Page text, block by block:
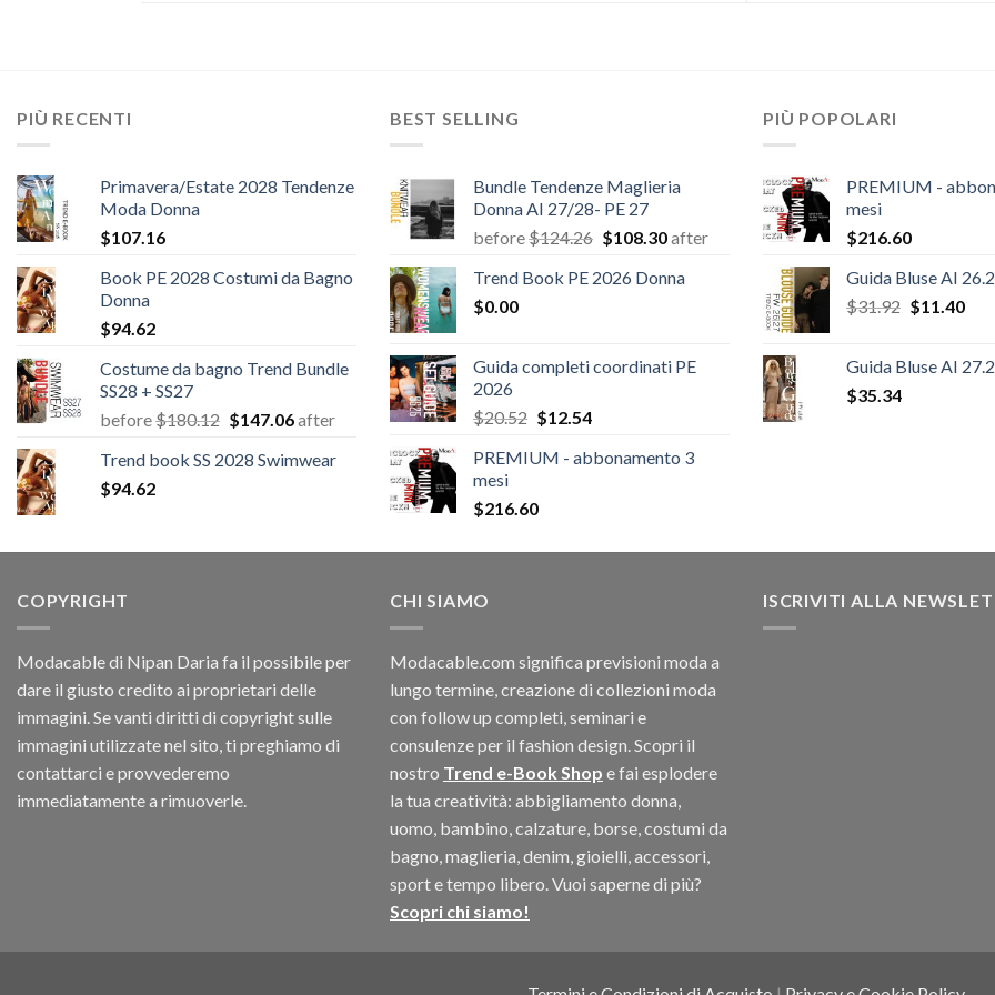
PIÙ RECENTI
Primavera/Estate 2028 Tendenze
Moda Donna
$107.16
Book PE 2028 Costumi da Bagno
Donna
$94.62
Costume da bagno Trend Bundle
SS28 + SS27
before$180.12 Il
originale
$147.06Il
attuale
after
Trend book SS 2028 Swimwear
$94.62
BEST SELLING
Bundle Tendenze Maglieria
Donna AI 27/28- PE 27
before$124.26 Il
originale
$108.30Il
attuale
after
Trend Book PE 2026 Donna
$0.00
Guida completi coordinati PE
2026
$20.52 Il
originale
$20.52.
$12.54Il
attuale
PREMIUM - abbonamento 3
mesi
$216.60
PIÙ POPOLARI
PREMIUM -
mesi
$216.60
Guida Bluse AI
$31.92 Il
era:
$11.40Il
è:
Guida Bluse AI
$35.34
COPYRIGHT
Modacable di Nipan Daria fa il possibile per
dare il giusto credito ai proprietari delle
immagini. Se vanti diritti di copyright sulle
immagini utilizzate nel sito, ti preghiamo di
contattarci e provvederemo
immediatamente a rimuoverle.
CHI SIAMO
Modacable.com significa previsioni moda a
lungo termine, creazione di collezioni moda
con follow up completi, seminari e
consulenze per il fashion design. Scopri il
nostro Trend e-Book Shop e fai esplodere
la tua creatività: abbigliamento donna,
uomo, bambino, calzature, borse, costumi da
bagno, maglieria, denim, gioielli, accessori,
sport e tempo libero. Vuoi saperne di più?
Scopri chi siamo!
ISCRIVITI ALLA